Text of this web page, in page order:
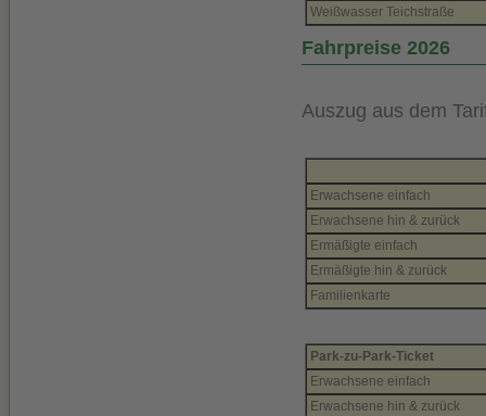
Weißwasser Teichstraße
Fahrpreise 2026
Auszug aus dem
Erwachsene einfach
Erwachsene hin & zurück
Ermäßigte einfach
Ermäßigte hin & zurück
Familienkarte
Park-zu-Park-Ticket
Erwachsene einfach
Erwachsene hin & zurück